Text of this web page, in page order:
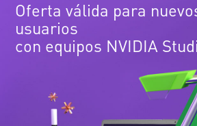
Oferta válida para
usuarios
con equipos NVIDIA